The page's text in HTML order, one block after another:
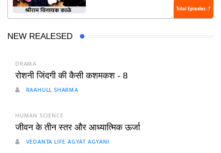
Total Episodes : 7
NEW REALESED
DRAMA
रोशनी जिंदगी की कैसी कशमकश - 8
RAAHULL SHARMA
HUMAN SCIENCE
जीवन के तीन स्तर और आध्यात्मिक ऊर्जा
VEDANTA LIFE AGYAT AGYANI